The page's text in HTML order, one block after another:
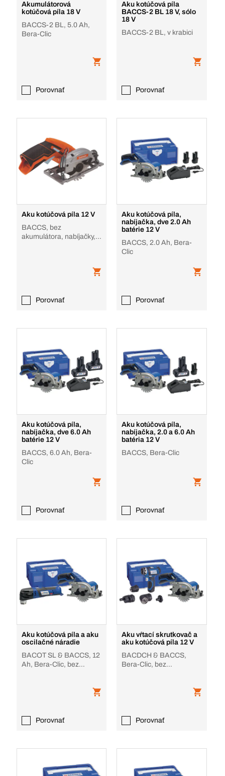
Akumulátorová
kotúčová píla 18 V
BACCS-2 BL, 5.0 Ah,
Bera-Clic
Porovnať
Aku kotúčová píla
BACCS-2 BL 18 V, sólo
18 V
BACCS-2 BL, v krabici
Porovnať
Aku kotúčová píla 12 V
BACCS, bez
akumulátora, nabíjačky, v
Porovnať
Aku kotúčová píla,
nabíjačka, dve 2.0 Ah
batérie 12 V
BACCS, 2.0 Ah, Bera-
Clic
Porovnať
Aku kotúčová píla,
nabíjačka, dve 6.0 Ah
batérie 12 V
BACCS, 6.0 Ah, Bera-
Clic
Porovnať
Aku kotúčová píla,
nabíjačka, 2.0 a 6.0 Ah
batéria 12 V
BACCS, Bera-Clic
Porovnať
Aku kotúčová píla a aku
oscilačné náradie
BACOT SL & BACCS, 12
Ah, Bera-Clic, bez
Porovnať
Aku vŕtací skrutkovač a
aku kotúčová píla 12 V
BACDCH & BACCS,
Bera-Clic, bez
Porovnať